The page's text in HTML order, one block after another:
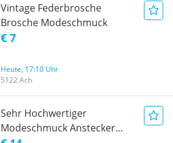
Vintage Federbrosche
Brosche Modeschmuck
€ 7
Heute, 17:10 Uhr
5122 Ach
Sehr Hochwertiger
Modeschmuck Anstecker